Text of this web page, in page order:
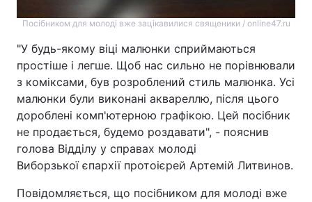
Посібником для молоді вже зацікавилися священики / online47.ru
"У будь-якому віці малюнки сприймаються
простіше і легше. Щоб нас сильно не порівнювали
з коміксами, був розроблений стиль малюнка. Усі
малюнки були виконані аквареллю, після цього
дороблені комп'ютерною графікою. Цей посібник
не продається, будемо роздавати", - пояснив
голова Відділу у справах молоді
Виборзької єпархії протоієрей Артемій Литвинов.
Повідомляється, що посібником для молоді вже